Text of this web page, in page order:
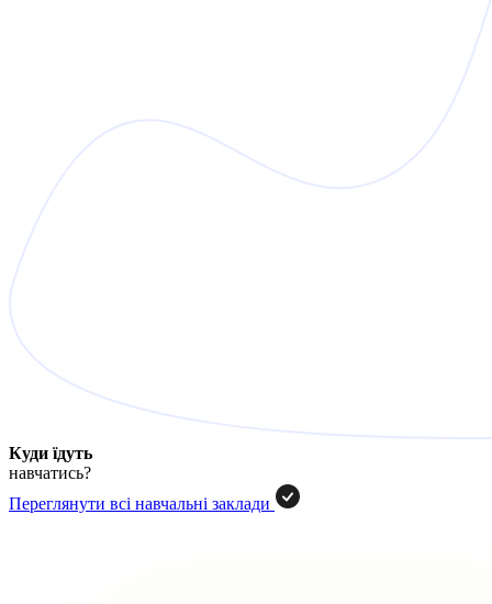
Куди їдуть
навчатись?
Переглянути всі навчальні заклади